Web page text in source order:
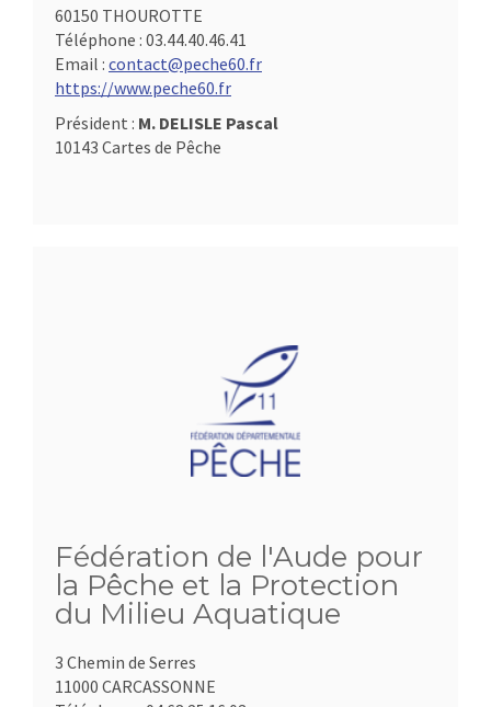
60150 THOUROTTE
Téléphone : 03.44.40.46.41
Email : contact@peche60.fr
https://www.peche60.fr
Président : M. DELISLE Pascal
10143 Cartes de Pêche
Fédération de l'Aude pour
la Pêche et la Protection
du Milieu Aquatique
3 Chemin de Serres
11000 CARCASSONNE